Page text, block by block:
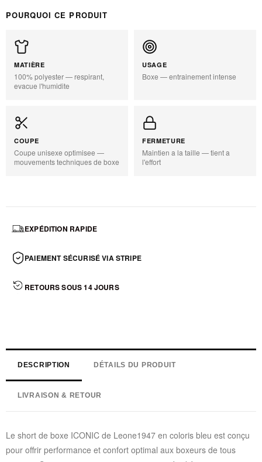
POURQUOI CE PRODUIT
MATIÈRE
100% polyester — respirant,
evacue l'humidite
USAGE
Boxe — entrainement intense
COUPE
Coupe unisexe optimisee —
mouvements techniques de boxe
FERMETURE
Maintien a la taille — tient a
l'effort
EXPÉDITION RAPIDE
PAIEMENT SÉCURISÉ VIA STRIPE
RETOURS SOUS 14 JOURS
DESCRIPTION DÉTAILS DU PRODUIT
LIVRAISON & RETOUR
Le short de boxe ICONIC de Leone1947 en coloris bleu est conçu
pour offrir performance et confort optimal aux boxeurs de tous